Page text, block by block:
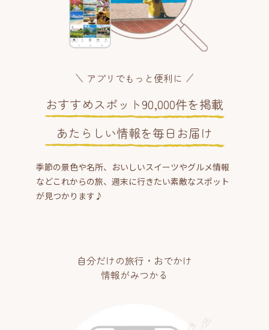
アプリでもっと便利に
おすすめスポット90,000件を掲載
あたらしい情報を毎日お届け
季節の景色や名所、おいしいスイーツやグルメ情報
などこれからの旅、週末に行きたい素敵なスポット
が見つかります♪
自分だけの旅行・おでかけ
情報がみつかる